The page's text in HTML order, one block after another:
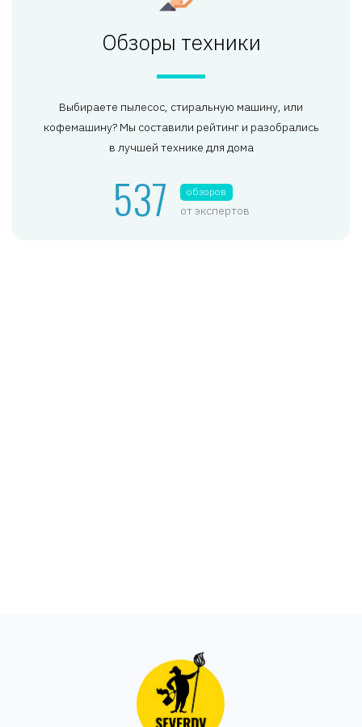
Обзоры техники
Выбираете пылесос, стиральную машину, или
кофемашину? Мы составили рейтинг и разобрались
в лучшей технике для дома
537 обзоров
от экспертов